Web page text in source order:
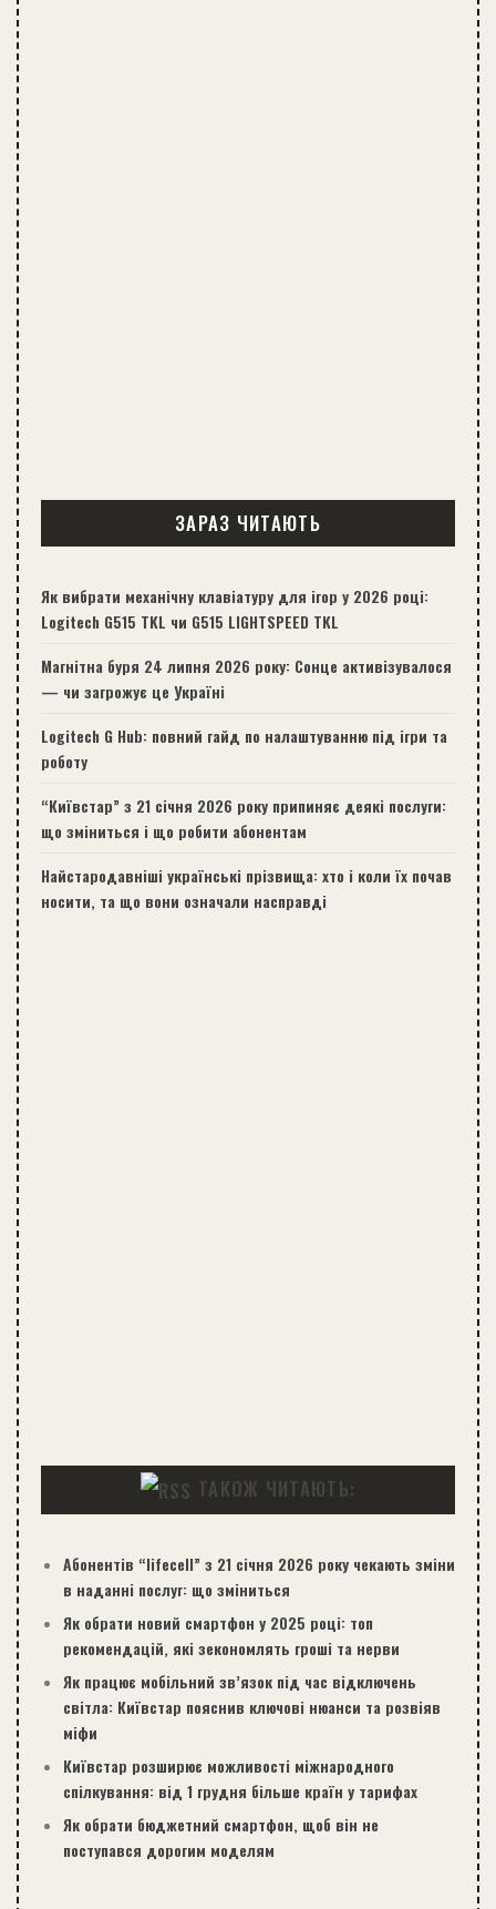
ЗАРАЗ ЧИТАЮТЬ
Як вибрати механічну клавіатуру для ігор у 2026 році:
Logitech G515 TKL чи G515 LIGHTSPEED TKL
Магнітна буря 24 липня 2026 року: Сонце активізувалося
— чи загрожує це Україні
Logitech G Hub: повний гайд по налаштуванню під ігри та
роботу
“Київстар” з 21 січня 2026 року припиняє деякі послуги:
що зміниться і що робити абонентам
Найстародавніші українські прізвища: хто і коли їх почав
носити, та що вони означали насправді
ТАКОЖ ЧИТАЮТЬ:
Абонентів “lifecell” з 21 січня 2026 року чекають зміни
в наданні послуг: що зміниться
Як обрати новий смартфон у 2025 році: топ
рекомендацій, які зекономлять гроші та нерви
Як працює мобільний зв’язок під час відключень
світла: Київстар пояснив ключові нюанси та розвіяв
міфи
Київстар розширює можливості міжнародного
спілкування: від 1 грудня більше країн у тарифах
Як обрати бюджетний смартфон, щоб він не
поступався дорогим моделям